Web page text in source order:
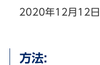
2020年12月12
方法: